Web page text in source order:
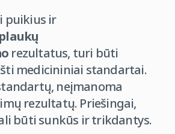
puikius ir
plaukų
rezultatus, turi būti
medicininiai standartai.
neįmanoma
rezultatų. Priešingai,
būti sunkūs ir trikdantys.